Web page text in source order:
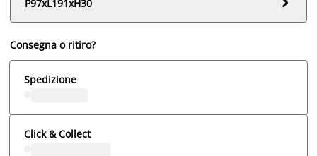
P97xL191xH30
Consegna o ritiro?
Spedizione
Click & Collect